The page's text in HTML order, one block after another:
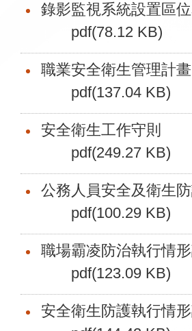
錄影監視系統設置區
pdf(78.12 KB)
職業安全衛生管理計畫
pdf(137.04 KB)
安全衛生工作守則
pdf(249.27 KB)
公務人員安全及衛生
pdf(100.29 KB)
職場霸凌防治執行情
pdf(123.09 KB)
安全衛生防護執行情